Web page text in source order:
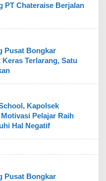
PT Chateraise Berjalan
Pusat Bongkar
Keras Terlarang, Satu
Kapolsek
Pelajar Raih
Hal Negatif
Pusat Bongkar